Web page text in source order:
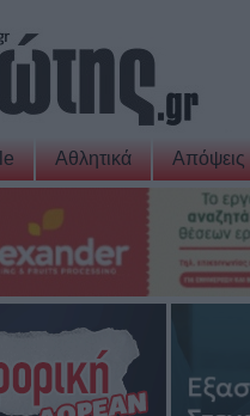
Αθλητικά Απόψεις